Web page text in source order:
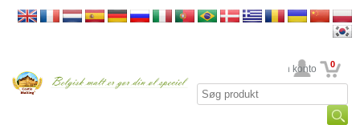
din konto 0